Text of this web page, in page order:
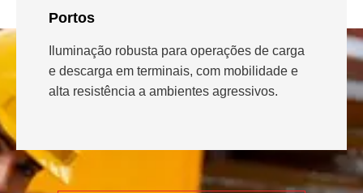
Portos
Iluminação robusta para operações de carga
e descarga em terminais, com mobilidade e
alta resistência a ambientes agressivos.